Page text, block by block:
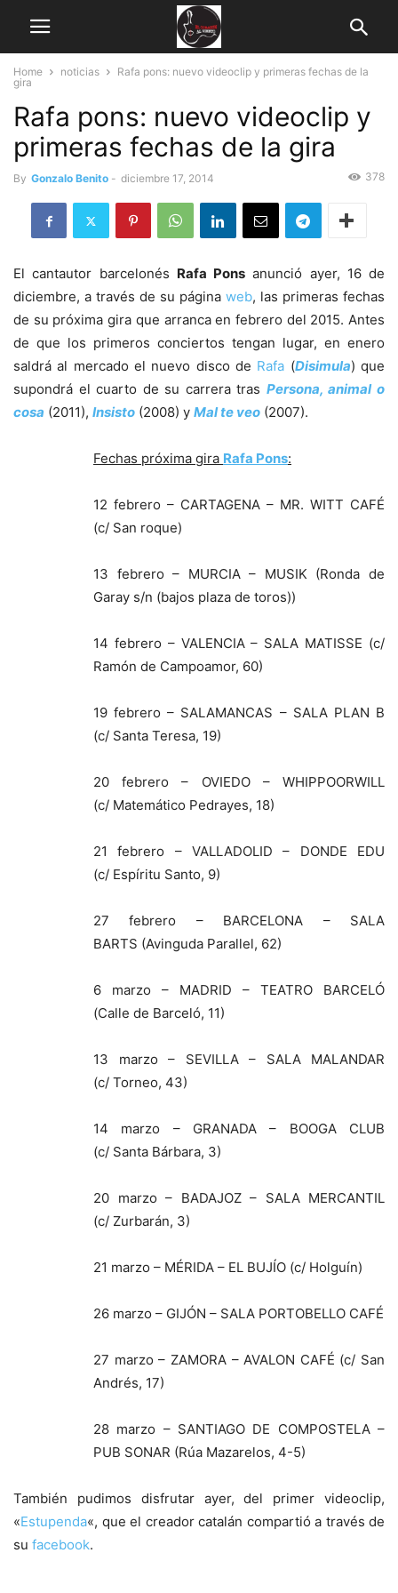
Home noticias
Rafa pons: nuevo videoclip y primeras fechas de la
gira
Rafa pons: nuevo videoclip y
primeras fechas de la gira
By Gonzalo Benito - diciembre 17, 2014 378
El cantautor barcelonés Rafa Pons anunció ayer, 16 de
diciembre, a través de su página web, las primeras fechas
de su próxima gira que arranca en febrero del 2015. Antes
de que los primeros conciertos tengan lugar, en enero
saldrá al mercado el nuevo disco de Rafa (Disimula) que
supondrá el cuarto de su carrera tras Persona, animal o
cosa (2011), Insisto (2008) y Mal te veo (2007).
Fechas próxima gira Rafa Pons:
12 febrero – CARTAGENA – MR. WITT CAFÉ
(c/ San roque)
13 febrero – MURCIA – MUSIK (Ronda de
Garay s/n (bajos plaza de toros))
14 febrero – VALENCIA – SALA MATISSE (c/
Ramón de Campoamor, 60)
19 febrero – SALAMANCAS – SALA PLAN B
(c/ Santa Teresa, 19)
20 febrero – OVIEDO – WHIPPOORWILL
(c/ Matemático Pedrayes, 18)
21 febrero – VALLADOLID – DONDE EDU
(c/ Espíritu Santo, 9)
27 febrero – BARCELONA – SALA
BARTS (Avinguda Parallel, 62)
6 marzo – MADRID – TEATRO BARCELÓ
(Calle de Barceló, 11)
13 marzo – SEVILLA – SALA MALANDAR
(c/ Torneo, 43)
14 marzo – GRANADA – BOOGA CLUB
(c/ Santa Bárbara, 3)
20 marzo – BADAJOZ – SALA MERCANTIL
(c/ Zurbarán, 3)
21 marzo – MÉRIDA – EL BUJÍO (c/ Holguín)
26 marzo – GIJÓN – SALA PORTOBELLO CAFÉ
27 marzo – ZAMORA – AVALON CAFÉ (c/ San
Andrés, 17)
28 marzo – SANTIAGO DE COMPOSTELA –
PUB SONAR (Rúa Mazarelos, 4-5)
También pudimos disfrutar ayer, del primer videoclip,
«Estupenda«, que el creador catalán compartió a través de
su facebook.